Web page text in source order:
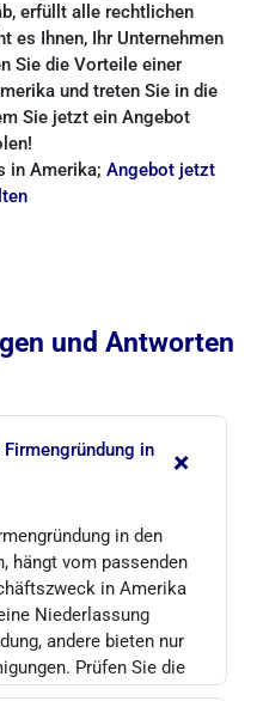
erfüllt alle rechtlichen
es Ihnen, Ihr Unternehmen
Sie die Vorteile einer
und treten Sie in die
Sie jetzt ein Angebot
in Amerika; Angebot jetzt
und Antworten
in
+
in den
hängt vom passenden
in Amerika
Niederlassung
andere bieten nur
Prüfen Sie die
um Ihren